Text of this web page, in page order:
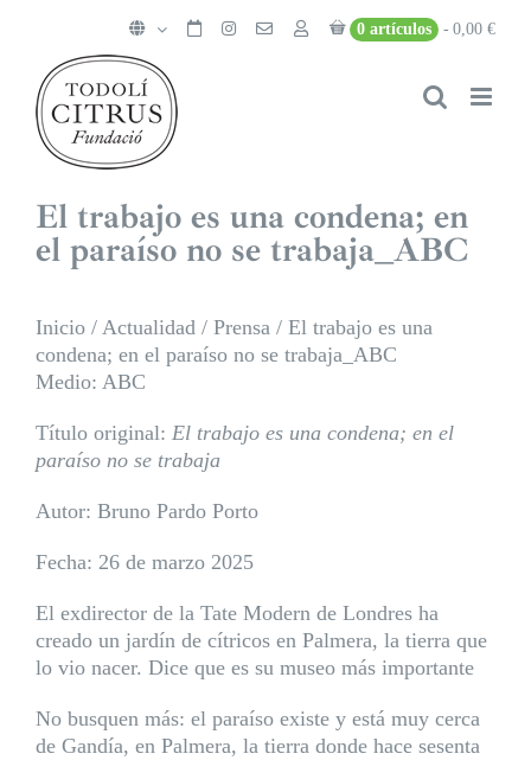
contenido
0 artículos 0,00 €
El trabajo es una condena; en
el paraíso no se trabaja_ABC
Inicio / Actualidad / Prensa / El trabajo es una
condena; en el paraíso no se trabaja_ABC
Medio: ABC
Título original: El trabajo es una condena; en el
paraíso no se trabaja
Autor: Bruno Pardo Porto
Fecha: 26 de marzo 2025
El exdirector de la Tate Modern de Londres ha
creado un jardín de cítricos en Palmera, la tierra que
lo vio nacer. Dice que es su museo más importante
No busquen más: el paraíso existe y está muy cerca
de Gandía, en Palmera, la tierra donde hace sesenta